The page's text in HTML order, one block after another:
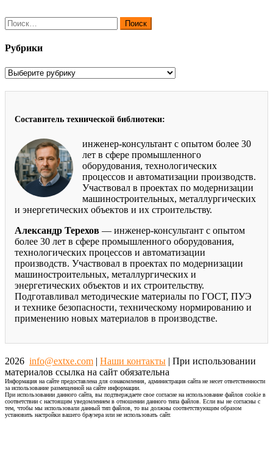
Найти:
Рубрики
Рубрики
Составитель технической библиотеки:
инженер-консультант с опытом более 30
лет в сфере промышленного
оборудования, технологических
процессов и автоматизации производств.
Участвовал в проектах по модернизации
машиностроительных, металлургических
и энергетических объектов и их строительству.
Александр Терехов — инженер-консультант с опытом
более 30 лет в сфере промышленного оборудования,
технологических процессов и автоматизации
производств. Участвовал в проектах по модернизации
машиностроительных, металлургических и
энергетических объектов и их строительству.
Подготавливал методические материалы по ГОСТ, ПУЭ
и технике безопасности, техническому нормированию и
применению новых материалов в производстве.
2026 info@extxe.com | Наши контакты | При использовании
материалов ссылка на сайт обязательна
Информация на сайте предоставлена для ознакомления, администрация сайта не несет ответственности
за использование размещенной на сайте информации.
При использовании данного сайта, вы подтверждаете свое согласие на использование файлов cookie в
соответствии с настоящим уведомлением в отношении данного типа файлов. Если вы не согласны с
тем, чтобы мы использовали данный тип файлов, то вы должны соответствующим образом
установить настройки вашего браузера или не использовать сайт.